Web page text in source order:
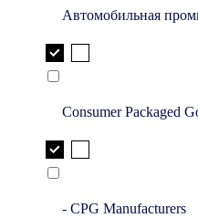
Автомобильная
Consumer Packaged
- CPG Manufacturers